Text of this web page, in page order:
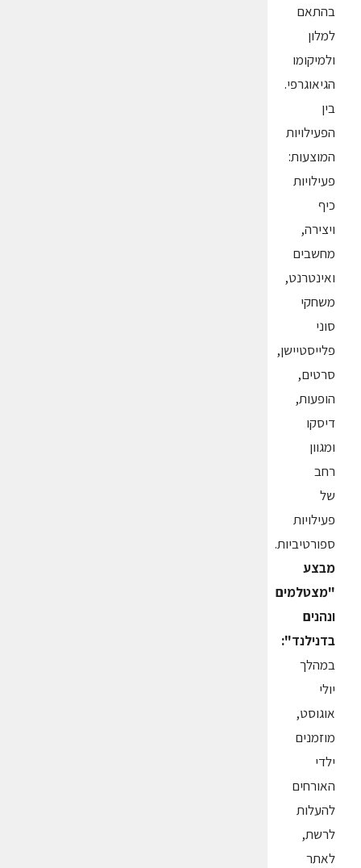
בהתאם
למלון
ולמיקומו
הגיאוגרפי.
בין
הפעילויות
המוצעות:
פעילויות
כיף
ויצירה,
מחשבים
ואינטרנט,
משחקי
סוני
פלייסטיישן,
סרטים,
הופעות,
דיסקו
ומגוון
רחב
של
פעילויות
ספורטיביות.
מבצע
"מצטלמים
ונהנים
בדנילנד":
במהלך
יולי
אוגוסט,
מוזמנים
ילדי
האורחים
להעלות
לרשת,
לאתר